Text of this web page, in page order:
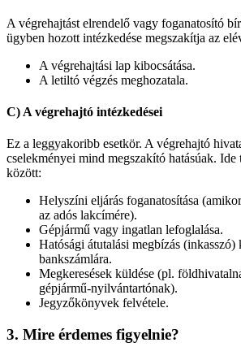
A végrehajtást elrendelő vagy foganatosító
ügyben hozott intézkedése megszakítja az
A végrehajtási lap kibocsátása.
A letiltó végzés meghozatala.
C) A végrehajtó intézkedései
Ez a leggyakoribb esetkör. A végrehajtó
cselekményei mind megszakító hatásúak. Ide
között:
Helyszíni eljárás foganatosítása
az adós lakcímére).
Gépjármű vagy ingatlan lefoglalása.
Hatósági átutalási megbízás (inkasszó)
bankszámlára.
Megkeresések küldése (pl.
gépjármű-nyilvántartónak).
Jegyzőkönyvek felvétele.
3. Mire érdemes figyelnie?